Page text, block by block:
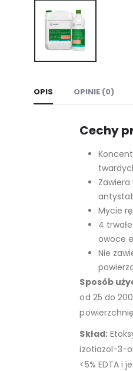
OPIS OPINIE (0)
Cechy
Mycie
4
owoce
Nie
Sposób
od 25 do
Skład:
izotiazol-3-
<5% EDTA